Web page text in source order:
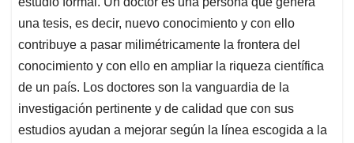
una tesis, es decir, nuevo conocimiento y con ello
contribuye a pasar milimétricamente la frontera del
conocimiento y con ello en ampliar la riqueza científica
de un país. Los doctores son la vanguardia de la
investigación pertinente y de calidad que con sus
estudios ayudan a mejorar según la línea escogida a la